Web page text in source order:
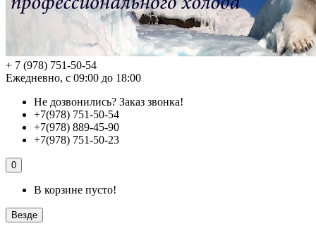
+ 7 (978) 751-50-54
Ежедневно, с 09:00 до 18:00
Не дозвонились? Заказ звонка!
+7(978) 751-50-54
+7(978) 889-45-90
+7(978) 751-50-23
0
В корзине пусто!
Везде